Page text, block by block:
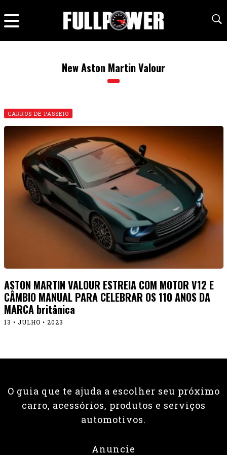
New Aston Martin Valour
CARROS DE PASSEIO
ASTON MARTIN VALOUR ESTREIA COM MOTOR V12 E
CÂMBIO MANUAL PARA CELEBRAR OS 110 ANOS DA
MARCA britânica
13 • JULHO • 2023
O guia que te ajuda a escolher seu próximo
carro, acessórios, produtos e serviços
automotivos.
Anuncie